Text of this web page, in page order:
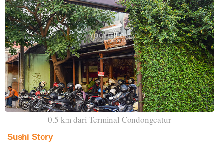
0.5 km dari Terminal Condongcatur
Sushi Story